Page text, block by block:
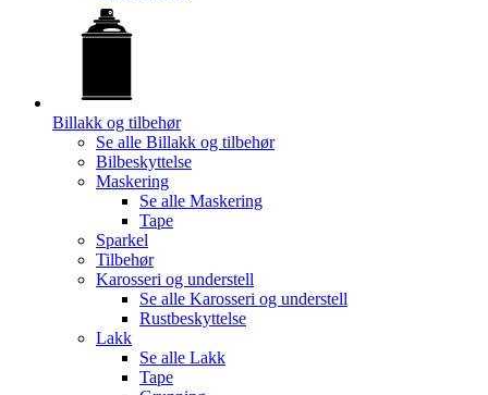
Billakk og tilbehør
Se alle Billakk og tilbehør
Bilbeskyttelse
Maskering
Se alle Maskering
Tape
Sparkel
Tilbehør
Karosseri og understell
Se alle Karosseri og understell
Rustbeskyttelse
Lakk
Se alle Lakk
Tape